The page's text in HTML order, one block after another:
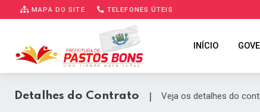
MAPA DO SITE TELEFONES ÚTEIS
INÍCIO
Detalhes do Contrato | Veja os detalhes do